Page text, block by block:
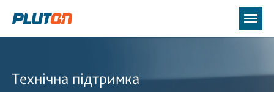
Технічна підтримка